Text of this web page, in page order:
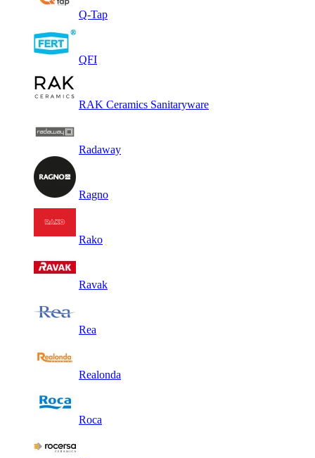
Q-Tap
QFI
RAK Ceramics Sanitaryware
Radaway
Ragno
Rako
Ravak
Rea
Realonda
Roca